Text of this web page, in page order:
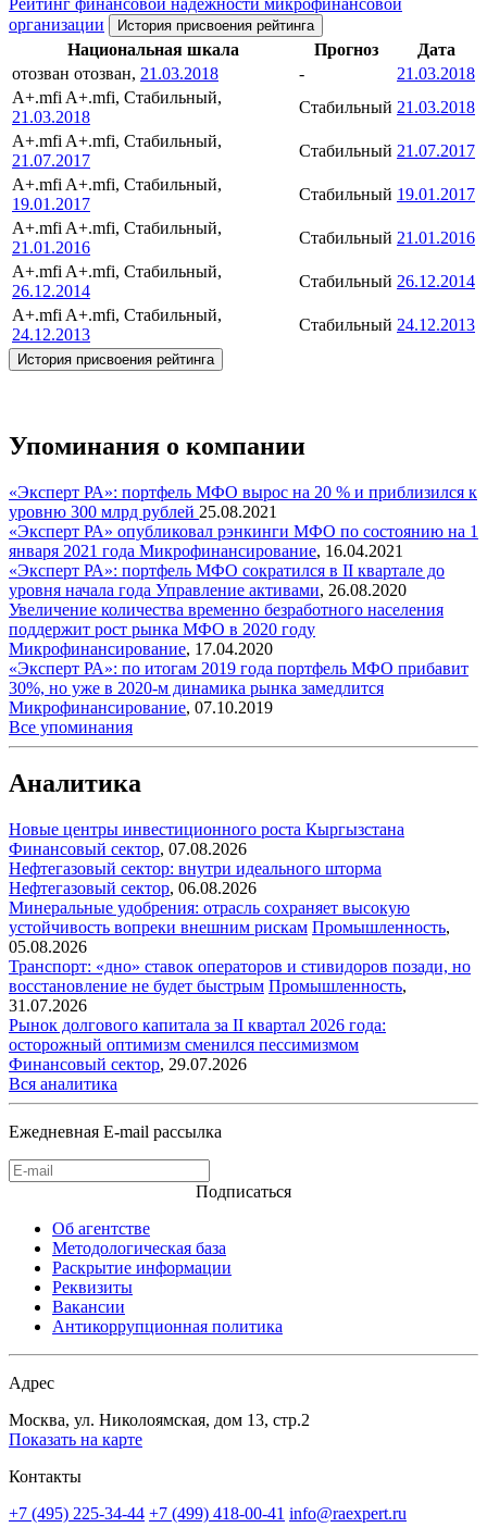
организации
История присвоения рейтинга
Национальная шкала Прогноз
Дата
отозван отозван, 21.03.2018 -
21.03.2018
A+.mfi A+.mfi, Стабильный,
21.03.2018
Стабильный 21.03.2018
A+.mfi A+.mfi, Стабильный,
21.07.2017
Стабильный 21.07.2017
A+.mfi A+.mfi, Стабильный,
19.01.2017
Стабильный 19.01.2017
A+.mfi A+.mfi, Стабильный,
21.01.2016
Стабильный 21.01.2016
A+.mfi A+.mfi, Стабильный,
26.12.2014
Стабильный 26.12.2014
A+.mfi A+.mfi, Стабильный,
24.12.2013
Стабильный 24.12.2013
История присвоения рейтинга
Упоминания о компании
«Эксперт РА»: портфель МФО вырос на 20 % и приблизился к
уровню 300 млрд рублей 25.08.2021
«Эксперт РА» опубликовал рэнкинги МФО по состоянию на 1
января 2021 года Микрофинансирование, 16.04.2021
«Эксперт РА»: портфель МФО сократился в II квартале до
уровня начала года Управление активами, 26.08.2020
Увеличение количества временно безработного населения
поддержит рост рынка МФО в 2020 году
Микрофинансирование, 17.04.2020
«Эксперт РА»: по итогам 2019 года портфель МФО прибавит
30%, но уже в 2020-м динамика рынка замедлится
Микрофинансирование, 07.10.2019
Все упоминания
Аналитика
Новые центры инвестиционного роста Кыргызстана
Финансовый сектор, 07.08.2026
Нефтегазовый сектор: внутри идеального шторма
Нефтегазовый сектор, 06.08.2026
Минеральные удобрения: отрасль сохраняет высокую
устойчивость вопреки внешним рискам Промышленность,
05.08.2026
Транспорт: «дно» ставок операторов и стивидоров позади, но
восстановление не будет быстрым Промышленность,
31.07.2026
Рынок долгового капитала за II квартал 2026 года:
осторожный оптимизм сменился пессимизмом
Финансовый сектор, 29.07.2026
Вся аналитика
Ежедневная E-mail рассылка
Подписаться
Об агентстве
Методологическая база
Раскрытие информации
Реквизиты
Вакансии
Антикоррупционная политика
Адрес
Москва, ул. Николоямская, дом 13, стр.2
Показать на карте
Контакты
+7 (495) 225-34-44 +7 (499) 418-00-41 info@raexpert.ru